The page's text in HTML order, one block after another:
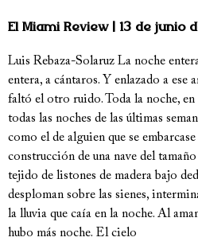
El Miami Review 13 de junio
Luis Rebaza-Solaruz La noche
entera, a cántaros. Y enlazado a
faltó el otro ruido. Toda la noche,
todas las noches de las últimas
como el de alguien que se
construcción de una nave del
tejido de listones de madera bajo
desploman sobre las sienes,
la lluvia que caía en la noche. Al
hubo más noche. El cielo